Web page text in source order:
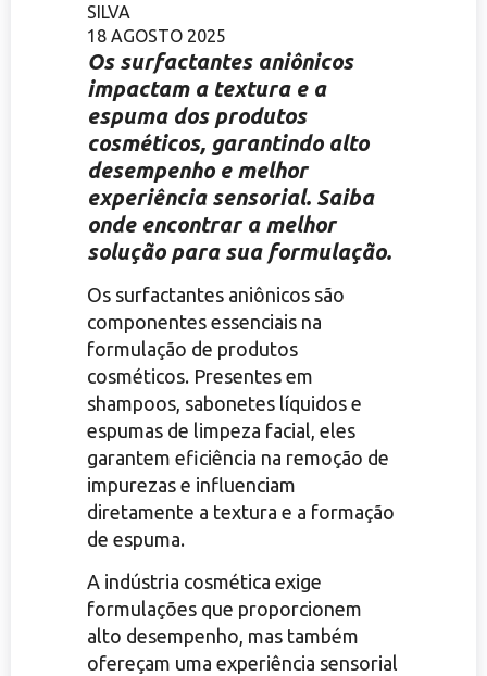
SILVA
18 AGOSTO 2025
Os surfactantes aniônicos
impactam a textura e a
espuma dos produtos
cosméticos, garantindo alto
desempenho e melhor
experiência sensorial. Saiba
onde encontrar a melhor
solução para sua formulação.
Os surfactantes aniônicos são
componentes essenciais na
formulação de produtos
cosméticos. Presentes em
shampoos, sabonetes líquidos e
espumas de limpeza facial, eles
garantem eficiência na remoção de
impurezas e influenciam
diretamente a textura e a formação
de espuma.
A indústria cosmética exige
formulações que proporcionem
alto desempenho, mas também
ofereçam uma experiência sensorial